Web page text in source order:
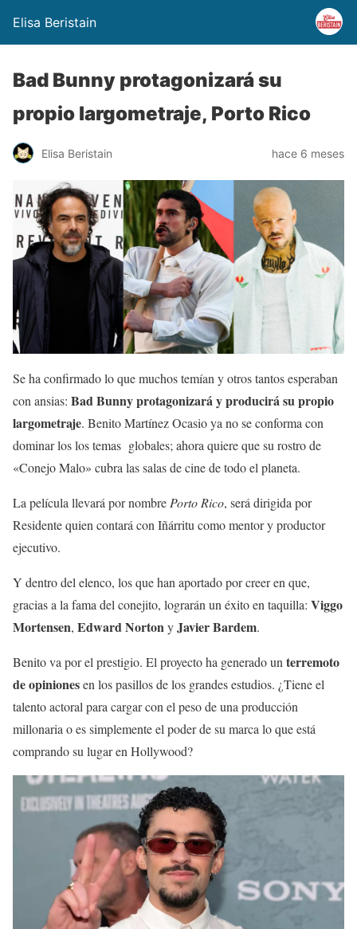
Elisa Beristain
Bad Bunny protagonizará su
propio largometraje, Porto Rico
Elisa Beristain hace 6 meses
Se ha confirmado lo que muchos temían y otros tantos esperaban
con ansias: Bad Bunny protagonizará y producirá su propio
largometraje. Benito Martínez Ocasio ya no se conforma con
dominar los los temas globales; ahora quiere que su rostro de
«Conejo Malo» cubra las salas de cine de todo el planeta.
La película llevará por nombre Porto Rico, será dirigida por
Residente quien contará con Iñárritu como mentor y productor
ejecutivo.
Y dentro del elenco, los que han aportado por creer en que,
gracias a la fama del conejito, lograrán un éxito en taquilla: Viggo
Mortensen, Edward Norton yJavier Bardem.
Benito va por el prestigio. El proyecto ha generado un terremoto
de opinionesen los pasillos de los grandes estudios. ¿Tiene el
talento actoral para cargar con el peso de una producción
millonaria o es simplemente el poder de su marca lo que está
comprando su lugar en Hollywood?